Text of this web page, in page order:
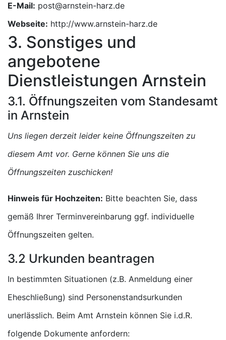
E-Mail:
Webseite: http://www.arnstein-harz.de
3. Sonstiges und
angebotene
Dienstleistungen Arnstein
3.1. Öffnungszeiten vom Standesamt
in Arnstein
Uns liegen derzeit leider keine Öffnungszeiten zu
diesem Amt vor. Gerne können Sie uns die
Öffnungszeiten zuschicken!
Hinweis für Hochzeiten: Bitte beachten Sie, dass
gemäß Ihrer Terminvereinbarung ggf. individuelle
Öffnungszeiten gelten.
3.2 Urkunden beantragen
In bestimmten Situationen (z.B. Anmeldung einer
Eheschließung) sind Personenstandsurkunden
unerlässlich. Beim Amt Arnstein können Sie i.d.R.
folgende Dokumente anfordern: